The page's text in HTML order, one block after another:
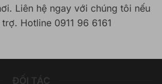
Liên hệ ngay với chúng tôi nếu
Hotline 0911 96 6161
ĐỐI TÁC